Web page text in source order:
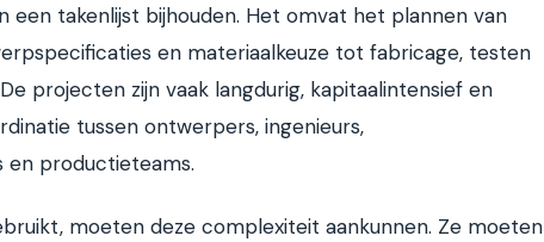
een takenlijst bijhouden. Het omvat het plannen van
en materiaalkeuze tot fabricage, testen
projecten zijn vaak langdurig, kapitaalintensief en
tussen ontwerpers, ingenieurs,
en productieteams.
moeten deze complexiteit aankunnen. Ze moeten